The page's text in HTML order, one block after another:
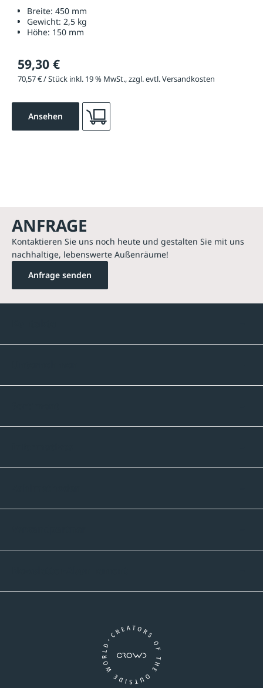
Breite: 450 mm
Gewicht: 2,5 kg
Höhe: 150 mm
59,30 €
70,57 € / Stück inkl. 19 % MwSt., zzgl. evtl. Versandkosten
Ansehen
ANFRAGE
Kontaktieren Sie uns noch heute und gestalten Sie mit uns
nachhaltige, lebenswerte Außenräume!
Anfrage senden